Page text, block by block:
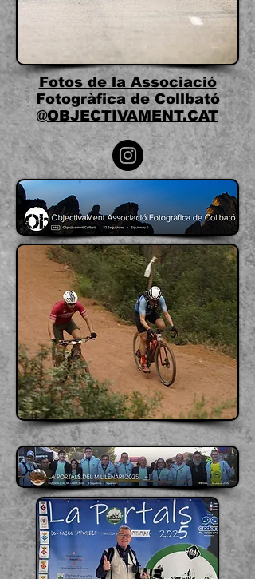
Fotos de la Associació
Fotogràfica de Collbató
@OBJECTIVAMENT.CAT